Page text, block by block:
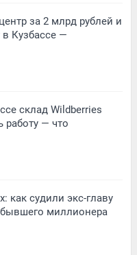
за 2 млрд рублей и
в Кузбассе —
склад Wildberries
работу — что
как судили экс-главу
миллионера